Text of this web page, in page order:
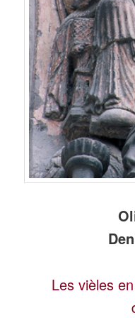
Les vièles